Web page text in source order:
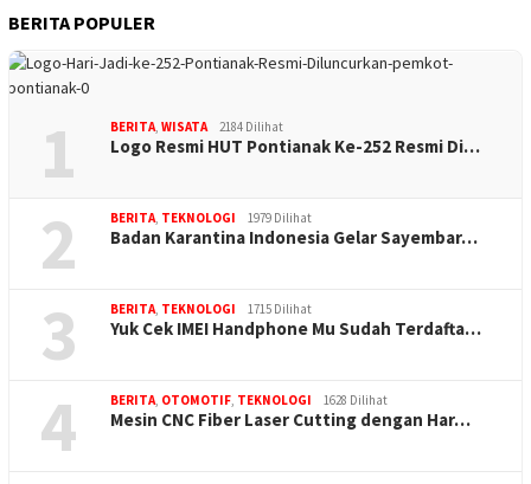
BERITA POPULER
1 BERITA, WISATA 2184 Dilihat
Logo Resmi HUT Pontianak Ke-252 Resmi Di…
2 BERITA, TEKNOLOGI 1979 Dilihat
Badan Karantina Indonesia Gelar Sayembar…
3 BERITA, TEKNOLOGI 1715 Dilihat
Yuk Cek IMEI Handphone Mu Sudah Terdafta…
4 BERITA, OTOMOTIF, TEKNOLOGI 1628 Dilihat
Mesin CNC Fiber Laser Cutting dengan Har…